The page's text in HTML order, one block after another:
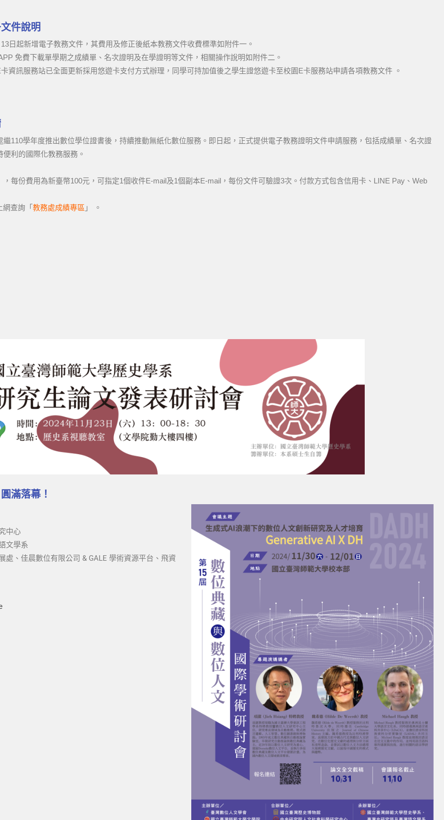
件說明
日起新增電子教務文件，其費用及修正後紙本教務文件收費標準如附件一。
免費下載單學期之成績單、名次證明及在學證明等文件，相關操作說明如附件二。
資訊服務站已全面更新採用悠遊卡支付方式辦理，同學可持加值後之學生證悠遊卡至校園E卡服務站申請各項教務文件 。
110學年度推出數位學位證書後，持續推動無紙化數位服務。即日起，正式提供電子教務證明文件申請服務，包括成績單、名次證
利的國際化教務服務。
，每份費用為新臺幣100元，可指定1個收件E-mail及1個副本E-mail，每份文件可驗證3次。付款方式包含信用卡、LINE Pay、Web
查詢「 教務處成績專區 」 。
滿落幕！
中心
文學系
、佳晨數位有限公司 & GALE 學術資源平台、飛資